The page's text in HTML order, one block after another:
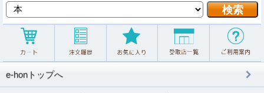
e-honトップへ